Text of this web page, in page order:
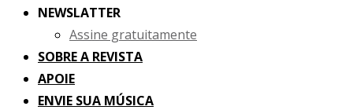
NEWSLATTER
Assine gratuitamente
SOBRE A REVISTA
APOIE
ENVIE SUA MÚSICA